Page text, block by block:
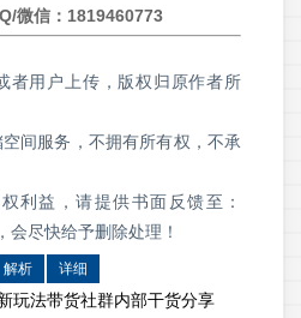
微信： 1819460773
者用户上传，版权归原作者所
间服务，不拥有所有权，不承
利益，请提供书面反馈至：
尽快给予删除处理！
解析 详细
玩法带货社群内部干货分享